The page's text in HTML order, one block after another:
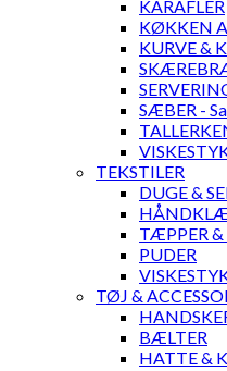
KARAFLER
KØKKEN
KURVE &
SÆBER -
TEKSTILER
DUGE &
TÆPPER &
PUDER
TØJ &
BÆLTER
HATTE &